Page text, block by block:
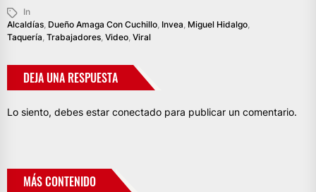
In
Alcaldías, Dueño Amaga Con Cuchillo, Invea, Miguel Hidalgo,
Taquería, Trabajadores, Video, Viral
DEJA UNA RESPUESTA
Lo siento, debes estar conectado para publicar un comentario.
MÁS CONTENIDO